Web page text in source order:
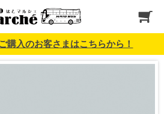
購入のお客さまはこちらから！